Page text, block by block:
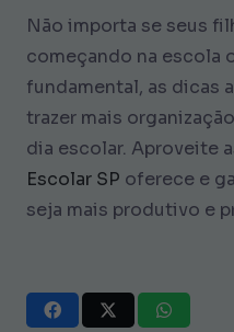
Não importa se seus
começando na escola
fundamental, as dicas
trazer mais
dia escolar. Aproveite
Escolar SP oferece e
seja mais produtivo e